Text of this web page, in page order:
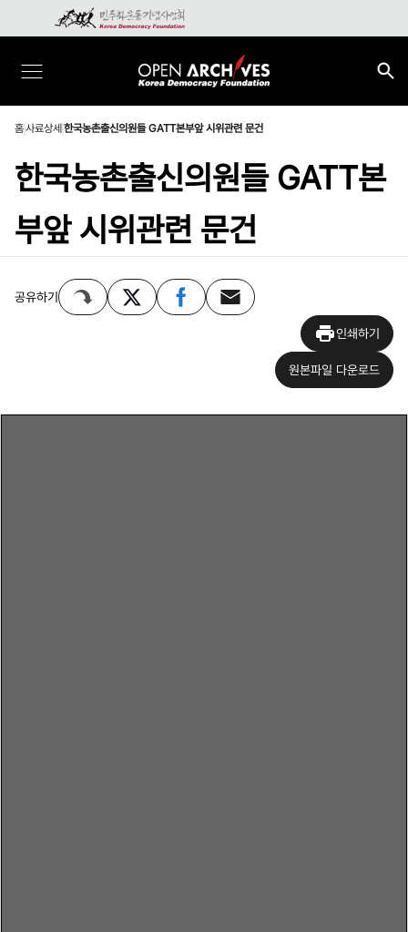
홈사료상세 한국농촌출신의원들 GATT본부앞 시위관련 문건
한국농촌출신의원들 GATT본
부앞 시위관련 문건
공유하기
인쇄하기
원본파일 다운로드